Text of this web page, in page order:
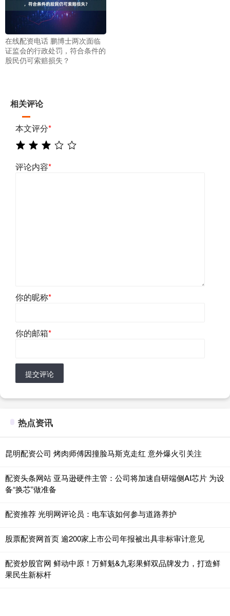
在线配资电话 鹏博士两次面临
证监会的行政处罚，符合条件的
股民仍可索赔损失？
相关评论
本文评分*
评论内容*
你的昵称*
你的邮箱*
提交评论
热点资讯
昆明配资公司 烤肉师傅因撞脸马斯克走红 意外爆火引关注
配资头条网站 亚马逊硬件主管：公司将加速自研端侧AI芯片 为设
备“换芯”做准备
配资推荐 光明网评论员：电车该如何参与道路养护
股票配资网首页 逾200家上市公司年报被出具非标审计意见
配资炒股官网 鲜动中原！万鲜魁&九彩果鲜双品牌发力，打造鲜
果民生新标杆